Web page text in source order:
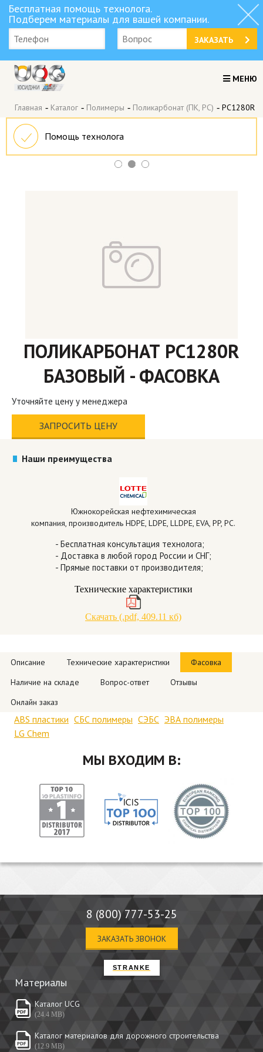
Бесплатная помощь технолога.
Подберем материалы для вашей компании.
ЗАКАЗАТЬ
МЕНЮ
Главная - Каталог - Полимеры - Поликарбонат (ПК, PC) - PC1280R
Помощь технолога
ПОЛИКАРБОНАТ PC1280R
БАЗОВЫЙ - ФАСОВКА
Уточняйте цену у менеджера
ЗАПРОСИТЬ ЦЕНУ
Наши преимущества
Южнокорейская нефтехимическая
компания, производитель HDPE, LDPE, LLDPE, EVA, PP, PC.
- Бесплатная консультация технолога;
- Доставка в любой город России и СНГ;
- Прямые поставки от производителя;
Технические характеристики
Скачать (.pdf, 409.11 кб)
Описание Технические характеристики
Фасовка
Наличие на складе
Вопрос-ответ
Отзывы
Онлайн заказ
ABS пластики СБС полимеры СЭБС ЭВА полимеры
LG Chem
МЫ ВХОДИМ В:
8 (800) 777-53-25
ЗАКАЗАТЬ ЗВОНОК
STRANKE
Материалы
Каталог UCG
(24.4 MB)
Каталог материалов для дорожного строительства
(12.9 MB)